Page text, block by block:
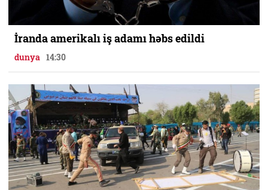
İranda amerikalı iş adamı həbs edildi
dunya 14:30